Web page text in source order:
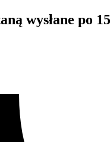
wysłane po